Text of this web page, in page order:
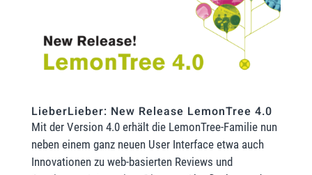
LieberLieber: New Release LemonTree 4.0
Mit der Version 4.0 erhält die LemonTree-Familie nun
neben einem ganz neuen User Interface etwa auch
Innovationen zu web-basierten Reviews und